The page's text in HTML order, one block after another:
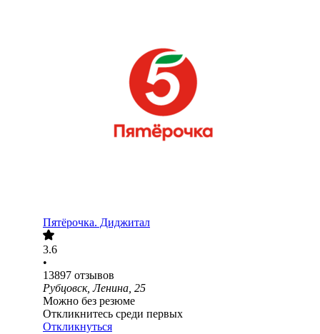
Пятёрочка. Диджитал
3.6
•
13897 отзывов
Рубцовск, Ленина, 25
Можно без резюме
Откликнитесь среди первых
Откликнуться